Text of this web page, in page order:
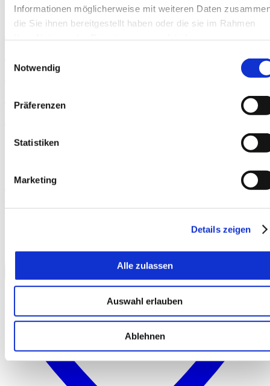
Informationen möglicherweise mit weiteren Daten
die Sie ihnen bereitgestellt haben oder die sie im Rahmen
Notwendig
Präferenzen
Statistiken
Marketing
Details zeigen
Alle zulassen
Auswahl erlauben
Ablehnen
Jetzt anfragen